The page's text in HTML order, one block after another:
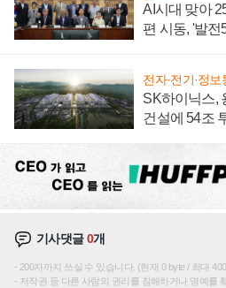
AI시대 맞아
편 시동, '발전
전자·전기·정보
SK하이닉스,
건설에 54조
기사댓글0개
200자까지 쓰실 수 있습니다. (현재 0 byte / 최대
저작권 등 다른 사람의 권리를 침해하거나 명예를